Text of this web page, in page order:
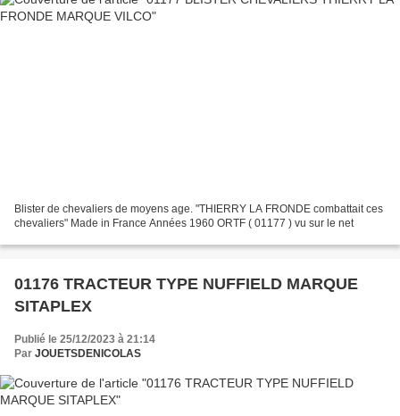
Blister de chevaliers de moyens age. "THIERRY LA FRONDE combattait ces
chevaliers" Made in France Années 1960 ORTF ( 01177 ) vu sur le net
01176 TRACTEUR TYPE NUFFIELD MARQUE
SITAPLEX
Publié le 25/12/2023 à 21:14
Par JOUETSDENICOLAS